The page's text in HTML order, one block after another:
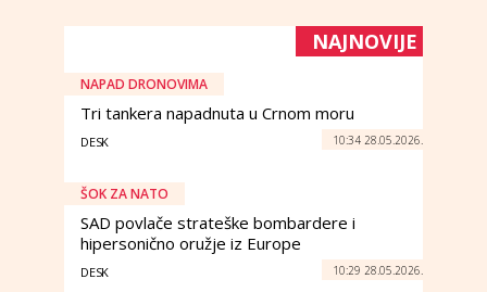
NAJNOVIJE
NAPAD DRONOVIMA
Tri tankera napadnuta u Crnom moru
DESK 10:34 28.05.2026.
ŠOK ZA NATO
SAD povlače strateške bombardere i
hipersonično oružje iz Europe
DESK 10:29 28.05.2026.